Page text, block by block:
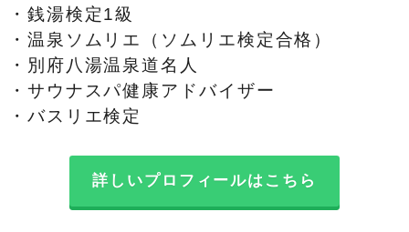
・銭湯検定1級
・温泉ソムリエ（ソムリエ検定合格）
・別府八湯温泉道名人
・サウナスパ健康アドバイザー
・バスリエ検定
詳しいプロフィールはこちら